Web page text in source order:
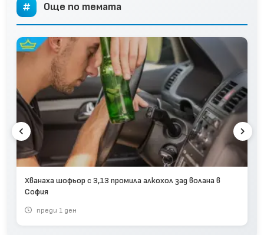
Още по темата
Хванаха шофьор с 3,13 промила алкохол зад волана в
София
преди 1 ден